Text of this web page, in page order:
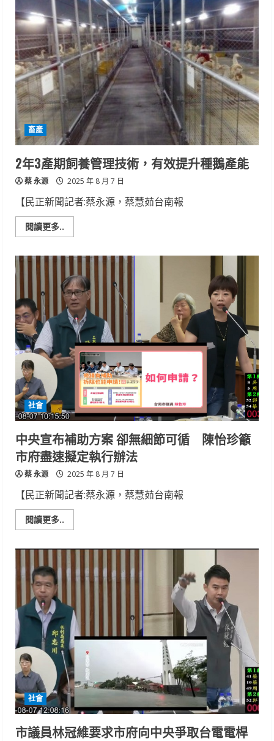
藝
術
季
8
月
16
日
開
展
畜產
2年3產期飼養管理技術，有效提升種鵝產能
蔡 永源 2025 年 8 月 7 日
【民正新聞記者:蔡永源，蔡慧茹台南報
閱讀更多..
more
年
產
期
飼
養
管
理
技
術，
有
效
提
升
能
社會
中央宣布補助方案 卻無細節可循 陳怡珍籲
市府盡速擬定執行辦法
蔡 永源 2025 年 8 月 7 日
【民正新聞記者:蔡永源，蔡慧茹台南報
閱讀更多..
more
央
布
補
案
無
細
節
可
循
陳
怡
珍
籲
市
府
盡
速
擬
社會
市議員林冠維要求市府向中央爭取台電電桿